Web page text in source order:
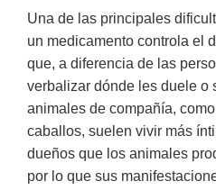
Una de las principales
un medicamento controla el
que, a diferencia de las
verbalizar dónde les duele o
animales de compañía,
caballos, suelen vivir más
dueños que los animales
por lo que sus